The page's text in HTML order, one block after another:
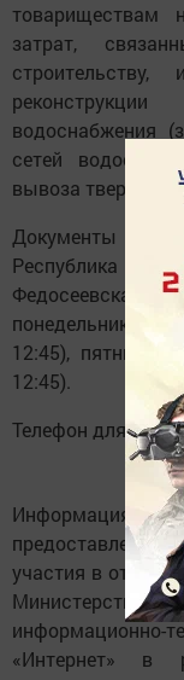
товариществам
затрат,
водоснабжения
сетей
вывоза твердых
Документы
Республика
Федосеевская,
понедельник-
12:45), пятница
12:45).
Телефон для
Информация
участия в
«Интернет» в